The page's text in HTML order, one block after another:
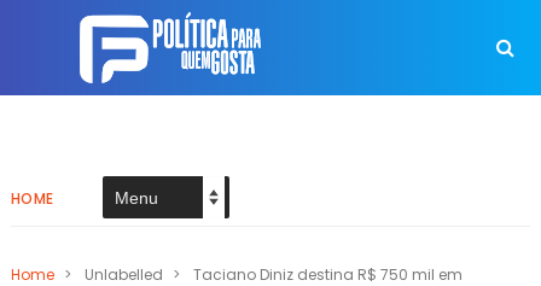
HOME
Home > Unlabelled >
Taciano Diniz destina R$ 750 mil em